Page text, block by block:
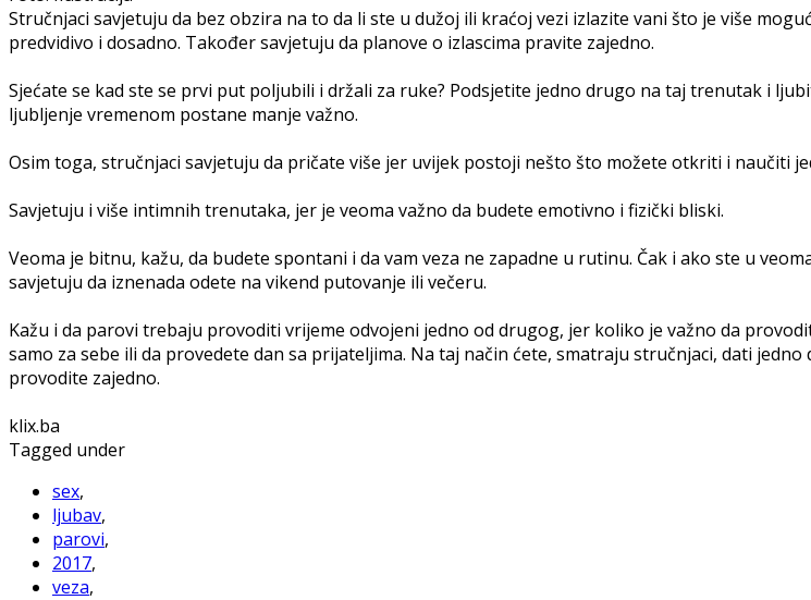
Stručnjaci savjetuju da bez obzira na to da li ste u dužoj ili kraćoj vezi izlazite vani što je više
predvidivo i dosadno. Također savjetuju da planove o izlascima pravite zajedno.
Sjećate se kad ste se prvi put poljubili i držali za ruke? Podsjetite jedno drugo na taj trenutak i
ljubljenje vremenom postane manje važno.
Osim toga, stručnjaci savjetuju da pričate više jer uvijek postoji nešto što možete otkriti i naučiti
Savjetuju i više intimnih trenutaka, jer je veoma važno da budete emotivno i fizički bliski.
Veoma je bitnu, kažu, da budete spontani i da vam veza ne zapadne u rutinu. Čak i ako ste u
savjetuju da iznenada odete na vikend putovanje ili večeru.
Kažu i da parovi trebaju provoditi vrijeme odvojeni jedno od drugog, jer koliko je važno da
samo za sebe ili da provedete dan sa prijateljima. Na taj način ćete, smatraju stručnjaci, dati
provodite zajedno.
klix.ba
Tagged under
sex,
ljubav,
parovi,
2017,
veza,